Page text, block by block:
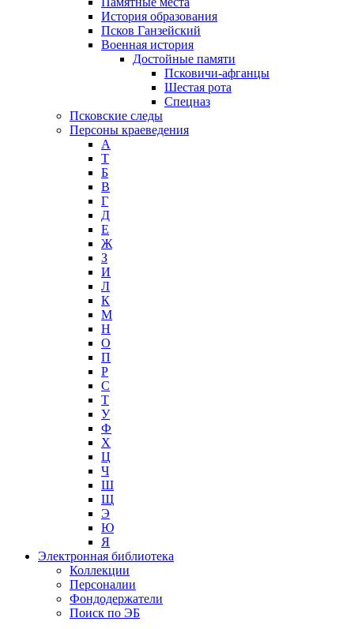
История образования
Псков Ганзейский
Военная история
Достойные памяти
Псковичи-афганцы
Шестая рота
Спецназ
Псковские следы
Персоны краеведения
А
T
Б
В
Г
Д
Е
Ж
З
И
Л
К
М
Н
О
П
Р
С
Т
У
Ф
Х
Ц
Ч
Ш
Щ
Э
Ю
Я
Электронная библиотека
Коллекции
Персоналии
Фондодержатели
Поиск по ЭБ